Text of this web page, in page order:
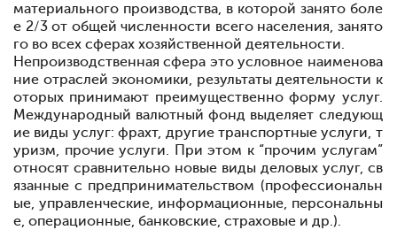
материального производства, в которой занято боле
е 2/3 от общей численности всего населения, занято
го во всех сферах хозяйственной деятельности.
Непроизводственная сфера это условное наименова
ние отраслей экономики, результаты деятельности к
оторых принимают преимущественно форму услуг.
Международный валютный фонд выделяет следующ
ие виды услуг: фрахт, другие транспортные услуги, т
уризм, прочие услуги. При этом к “прочим услугам”
относят сравнительно новые виды деловых услуг, св
язанные с предпринимательством (профессиональн
ые, управленческие, информационные, персональны
е, операционные, банковские, страховые и др.).